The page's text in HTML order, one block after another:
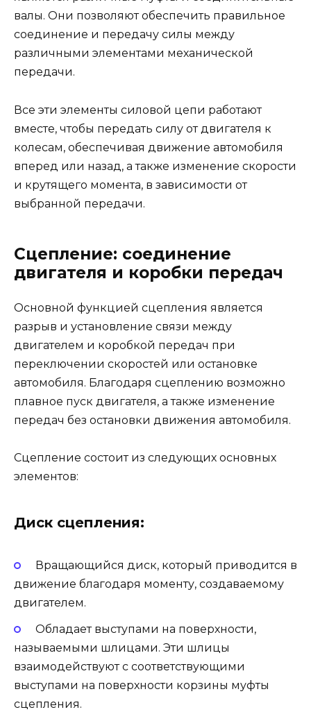
валы. Они позволяют обеспечить правильное
соединение и передачу силы между
различными элементами механической
передачи.
Все эти элементы силовой цепи работают
вместе, чтобы передать силу от двигателя к
колесам, обеспечивая движение автомобиля
вперед или назад, а также изменение скорости
и крутящего момента, в зависимости от
выбранной передачи.
Сцепление: соединение
двигателя и коробки передач
Основной функцией сцепления является
разрыв и установление связи между
двигателем и коробкой передач при
переключении скоростей или остановке
автомобиля. Благодаря сцеплению возможно
плавное пуск двигателя, а также изменение
передач без остановки движения автомобиля.
Сцепление состоит из следующих основных
элементов:
Диск сцепления:
Вращающийся диск, который приводится в
движение благодаря моменту, создаваемому
двигателем.
Обладает выступами на поверхности,
называемыми шлицами. Эти шлицы
взаимодействуют с соответствующими
выступами на поверхности корзины муфты
сцепления.